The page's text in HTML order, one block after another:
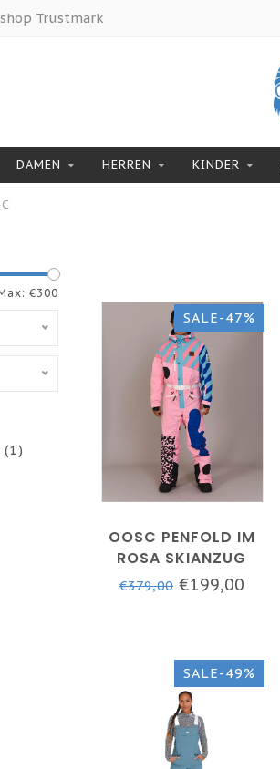
Trustmark
DAMEN HERREN KINDER
€300
(1)
SALE-47%
OOSC PENFOLD IM
ROSA SKIANZUG
HERREN/UNISEX
€379,00€199,00
SALE-49%